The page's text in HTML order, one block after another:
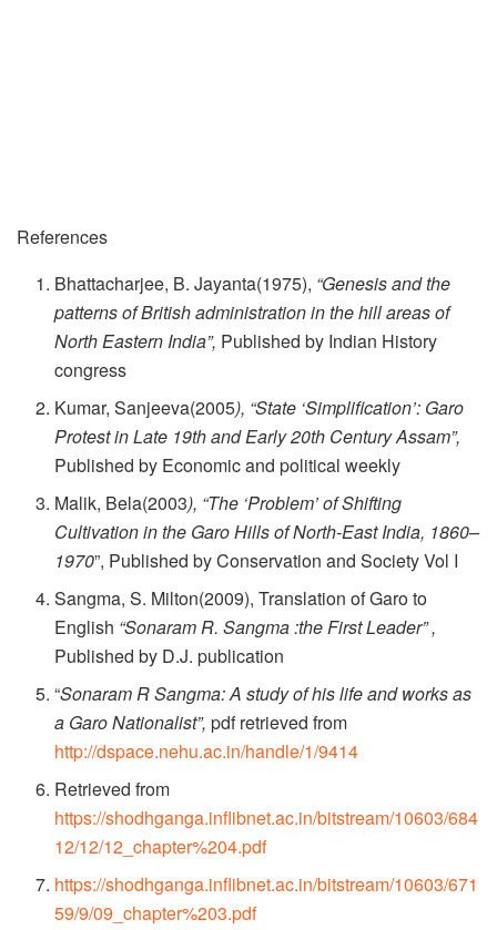
References
Bhattacharjee, B. Jayanta(1975), “Genesis and the
patterns of British administration in the hill areas of
North Eastern India”, Published by Indian History
congress
Kumar, Sanjeeva(2005), “State ‘Simplification’: Garo
Protest in Late 19th and Early 20th Century Assam”,
Published by Economic and political weekly
Malik, Bela(2003), “The ‘Problem’ of Shifting
Cultivation in the Garo Hills of North-East India, 1860–
1970”, Published by Conservation and Society Vol I
Sangma, S. Milton(2009), Translation of Garo to
English “Sonaram R. Sangma :the First Leader” ,
Published by D.J. publication
“Sonaram R Sangma: A study of his life and works as
a Garo Nationalist”,pdf retrieved from
http://dspace.nehu.ac.in/handle/1/9414
Retrieved from
https://shodhganga.inflibnet.ac.in/bitstream/10603/684
12/12/12_chapter%204.pdf
https://shodhganga.inflibnet.ac.in/bitstream/10603/671
59/9/09_chapter%203.pdf